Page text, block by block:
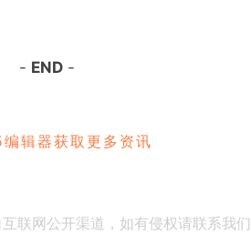
- END-
辑器获取更多资讯
联网公开渠道，如有侵权请联系我们